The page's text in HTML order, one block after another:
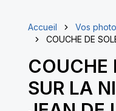
Accueil
Vos
COUCHE DE
COUCHE
SUR LA